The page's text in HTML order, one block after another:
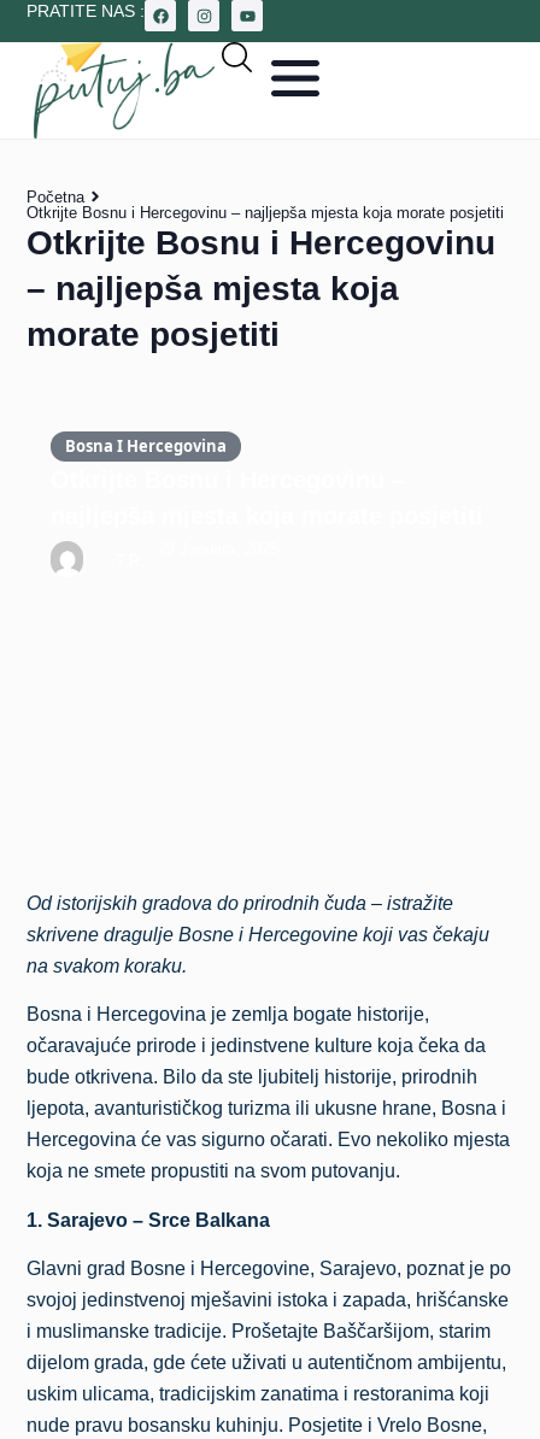
PRATITE NAS :
Početna
Otkrijte Bosnu i Hercegovinu – najljepša mjesta koja morate posjetiti
Otkrijte Bosnu i Hercegovinu
– najljepša mjesta koja
morate posjetiti
Bosna I Hercegovina
Od istorijskih gradova do prirodnih čuda – istražite
skrivene dragulje Bosne i Hercegovine koji vas čekaju
na svakom koraku.
Bosna i Hercegovina je zemlja bogate historije,
očaravajuće prirode i jedinstvene kulture koja čeka da
bude otkrivena. Bilo da ste ljubitelj historije, prirodnih
ljepota, avanturističkog turizma ili ukusne hrane, Bosna i
Hercegovina će vas sigurno očarati. Evo nekoliko mjesta
koja ne smete propustiti na svom putovanju.
1. Sarajevo – Srce Balkana
Glavni grad Bosne i Hercegovine, Sarajevo, poznat je po
svojoj jedinstvenoj mješavini istoka i zapada, hrišćanske
i muslimanske tradicije. Prošetajte Baščaršijom, starim
dijelom grada, gde ćete uživati u autentičnom ambijentu,
uskim ulicama, tradicijskim zanatima i restoranima koji
nude pravu bosansku kuhinju. Posjetite i Vrelo Bosne,